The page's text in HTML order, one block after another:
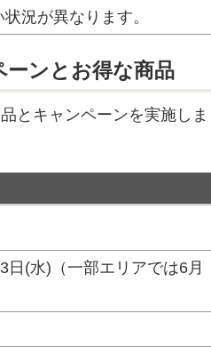
況が異なります。
ーンとお得な商品
とキャンペーンを実施しま
(水)（一部エリアでは6月